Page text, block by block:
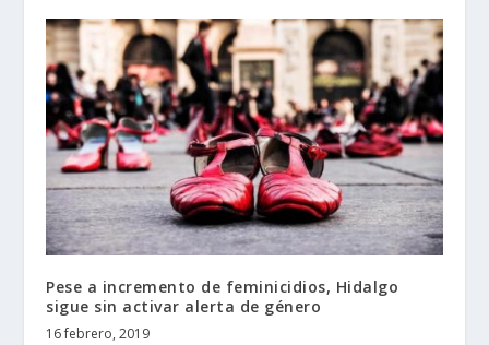
Pese a incremento de feminicidios, Hidalgo
sigue sin activar alerta de género
16 febrero, 2019